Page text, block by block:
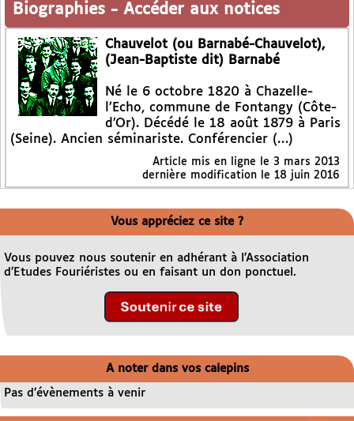
Biographies - Accéder aux notices
Chauvelot (ou Barnabé-Chauvelot),
(Jean-Baptiste dit) Barnabé
Né le 6 octobre 1820 à Chazelle-
l’Echo, commune de Fontangy (Côte-
d’Or). Décédé le 18 août 1879 à Paris
(Seine). Ancien séminariste. Conférencier (…)
Article mis en ligne le 3 mars 2013
dernière modification le 18 juin 2016
Vous appréciez ce site ?
Vous pouvez nous soutenir en adhérant à l’Association
d’Etudes Fouriéristes ou en faisant un don ponctuel.
A noter dans vos calepins
Pas d’évènements à venir